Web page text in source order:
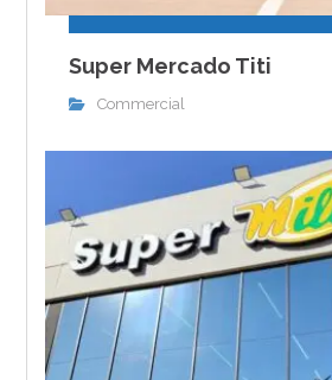
Super Mercado Titi
Commercial